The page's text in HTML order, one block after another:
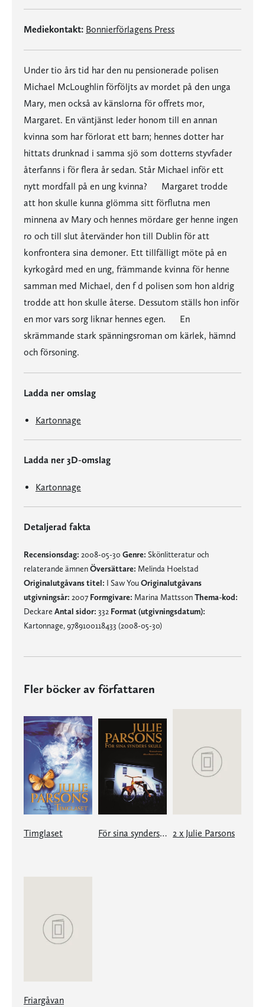
Mediekontakt: Bonnierförlagens Press
Under tio års tid har den nu pensionerade polisen
Michael McLoughlin förföljts av mordet på den unga
Mary, men också av känslorna för offrets mor,
Margaret. En väntjänst leder honom till en annan
kvinna som har förlorat ett barn; hennes dotter har
hittats drunknad i samma sjö som dotterns styvfader
återfanns i för flera år sedan. Står Michael inför ett
nytt mordfall på en ung kvinna? Margaret trodde
att hon skulle kunna glömma sitt förflutna men
minnena av Mary och hennes mördare ger henne ingen
ro och till slut återvänder hon till Dublin för att
konfrontera sina demoner. Ett tillfälligt möte på en
kyrkogård med en ung, främmande kvinna för henne
samman med Michael, den f d polisen som hon aldrig
trodde att hon skulle återse. Dessutom ställs hon inför
en mor vars sorg liknar hennes egen. En
skrämmande stark spänningsroman om kärlek, hämnd
och försoning.
Ladda ner omslag
Kartonnage
Ladda ner 3D-omslag
Kartonnage
Detaljerad fakta
Recensionsdag: 2008-05-30 Genre: Skönlitteratur och
relaterande ämnenÖversättare: Melinda Hoelstad
Originalutgåvans titel: I Saw YouOriginalutgåvans
utgivningsår: 2007 Formgivare: Marina MattssonThema-kod:
Deckare Antal sidor: 332 Format (utgivningsdatum):
Kartonnage, 9789100118433 (2008-05-30)
Fler böcker av författaren
Timglaset För sina synders skull 2 x Julie Parsons
Friargåvan